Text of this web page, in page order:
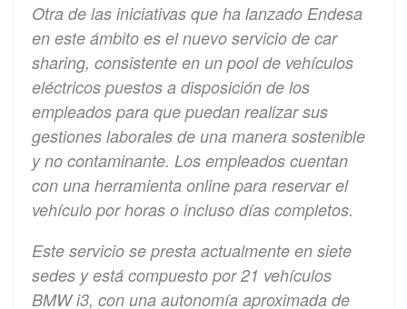
Otra de las iniciativas que ha lanzado Endesa
en este ámbito es el nuevo servicio de car
sharing, consistente en un pool de vehículos
eléctricos puestos a disposición de los
empleados para que puedan realizar sus
gestiones laborales de una manera sostenible
y no contaminante. Los empleados cuentan
con una herramienta online para reservar el
vehículo por horas o incluso días completos.
Este servicio se presta actualmente en siete
sedes y está compuesto por 21 vehículos
BMW i3, con una autonomía aproximada de